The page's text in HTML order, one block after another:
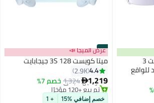
ميتا سماعة رأس كويست 3
#2
عرض الميجا 📣
ميتا كويست 3S 128 جيجابايت
4.4
2.9K
1,219
1,324خصم 7%
أقل سعر في 30 يوم
توصيل مجاني
تم بيع +120 مؤخرًا
أقل سعر في 30 يوم
خصم إضافي %15 + 1